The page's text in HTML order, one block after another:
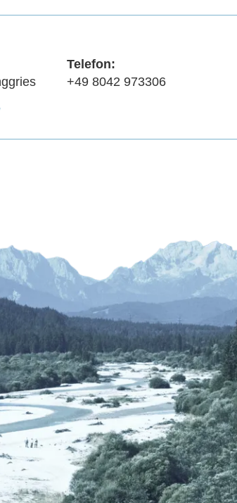
Naturschutz
Voralpenflüsterer
Anreise
Telefon:
+49 8042 973306